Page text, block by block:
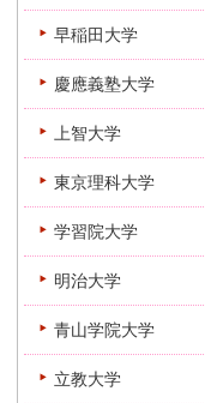
早稲田大学
慶應義塾大学
上智大学
東京理科大学
学習院大学
明治大学
青山学院大学
立教大学